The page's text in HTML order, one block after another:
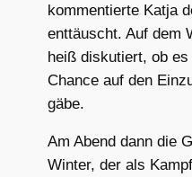
kommentierte Katja
enttäuscht. Auf dem
heiß diskutiert, ob
Chance auf den
gäbe.
Am Abend dann die
Winter, der als